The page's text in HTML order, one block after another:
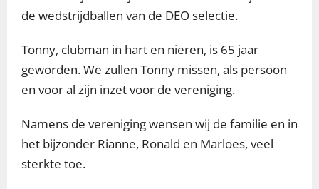
de wedstrijdballen van de DEO selectie.
Tonny, clubman in hart en nieren, is 65 jaar
geworden. We zullen Tonny missen, als persoon
en voor al zijn inzet voor de vereniging.
Namens de vereniging wensen wij de familie en in
het bijzonder Rianne, Ronald en Marloes, veel
sterkte toe.